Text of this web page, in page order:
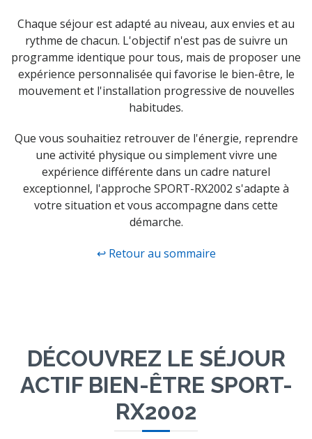
Chaque séjour est adapté au niveau, aux envies et au
rythme de chacun. L'objectif n'est pas de suivre un
programme identique pour tous, mais de proposer une
expérience personnalisée qui favorise le bien-être, le
mouvement et l'installation progressive de nouvelles
habitudes.
Que vous souhaitiez retrouver de l'énergie, reprendre
une activité physique ou simplement vivre une
expérience différente dans un cadre naturel
exceptionnel, l'approche SPORT-RX2002 s'adapte à
votre situation et vous accompagne dans cette
démarche.
↩ Retour au sommaire
DÉCOUVREZ LE SÉJOUR
ACTIF BIEN-ÊTRE SPORT-
RX2002